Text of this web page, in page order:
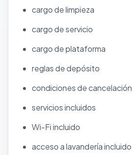
cargo de limpieza
cargo de servicio
cargo de plataforma
reglas de depósito
condiciones de cancelación
servicios incluidos
Wi-Fi incluido
acceso a lavandería incluido